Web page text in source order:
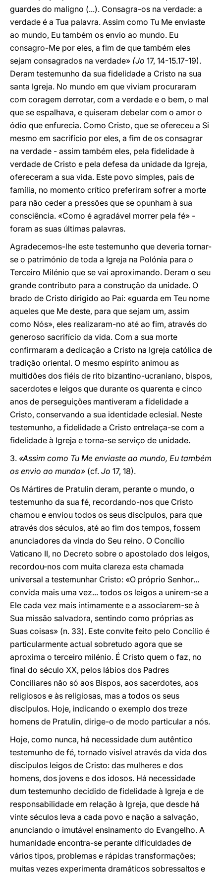
guardes do maligno (...). Consagra-os na verdade: a
verdade é a Tua palavra. Assim como Tu Me enviaste
ao mundo, Eu também os envio ao mundo. Eu
consagro-Me por eles, a fim de que também eles
sejam consagrados na verdade» (Jo 17, 14-15.17-19).
Deram testemunho da sua fidelidade a Cristo na sua
santa Igreja. No mundo em que viviam procuraram
com coragem derrotar, com a verdade e o bem, o mal
que se espalhava, e quiseram debelar com o amor o
ódio que enfurecia. Como Cristo, que se ofereceu a Si
mesmo em sacrifício por eles, a fim de os consagrar
na verdade - assim também eles, pela fidelidade à
verdade de Cristo e pela defesa da unidade da Igreja,
ofereceram a sua vida. Este povo simples, pais de
família, no momento crítico preferiram sofrer a morte
para não ceder a pressões que se opunham à sua
consciência. «Como é agradável morrer pela fé» -
foram as suas últimas palavras.
Agradecemos-lhe este testemunho que deveria tornar-
se o património de toda a Igreja na Polónia para o
Terceiro Milénio que se vai aproximando. Deram o seu
grande contributo para a construção da unidade. O
brado de Cristo dirigido ao Pai: «guarda em Teu nome
aqueles que Me deste, para que sejam um, assim
como Nós», eles realizaram-no até ao fim, através do
generoso sacrifício da vida. Com a sua morte
confirmaram a dedicação a Cristo na Igreja católica de
tradição oriental. O mesmo espírito animou as
multidões dos fiéis de rito bizantino-ucraniano, bispos,
sacerdotes e leigos que durante os quarenta e cinco
anos de perseguições mantiveram a fidelidade a
Cristo, conservando a sua identidade eclesial. Neste
testemunho, a fidelidade a Cristo entrelaça-se com a
fidelidade à Igreja e torna-se serviço de unidade.
3. «Assim como Tu Me enviaste ao mundo, Eu também
os envio ao mundo» (cf. Jo 17, 18).
Os Mártires de Pratulin deram, perante o mundo, o
testemunho da sua fé, recordando-nos que Cristo
chamou e enviou todos os seus discípulos, para que
através dos séculos, até ao fim dos tempos, fossem
anunciadores da vinda do Seu reino. O Concílio
Vaticano II, no Decreto sobre o apostolado dos leigos,
recordou-nos com muita clareza esta chamada
universal a testemunhar Cristo: «O próprio Senhor...
convida mais uma vez... todos os leigos a unirem-se a
Ele cada vez mais intimamente e a associarem-se à
Sua missão salvadora, sentindo como próprias as
Suas coisas» (n. 33). Este convite feito pelo Concílio é
particularmente actual sobretudo agora que se
aproxima o terceiro milénio. É Cristo quem o faz, no
final do século XX, pelos lábios dos Padres
Conciliares não só aos Bispos, aos sacerdotes, aos
religiosos e às religiosas, mas a todos os seus
discípulos. Hoje, indicando o exemplo dos treze
homens de Pratulin, dirige-o de modo particular a nós.
Hoje, como nunca, há necessidade dum autêntico
testemunho de fé, tornado visível através da vida dos
discípulos leigos de Cristo: das mulheres e dos
homens, dos jovens e dos idosos. Há necessidade
dum testemunho decidido de fidelidade à Igreja e de
responsabilidade em relação à Igreja, que desde há
vinte séculos leva a cada povo e nação a salvação,
anunciando o imutável ensinamento do Evangelho. A
humanidade encontra-se perante dificuldades de
vários tipos, problemas e rápidas transformações;
muitas vezes experimenta dramáticos sobressaltos e